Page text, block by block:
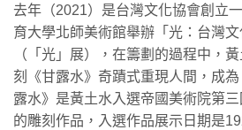
去年（2021）是台灣文化協會創立
育大學北師美術館舉辦「光：台灣
（「光」展），在籌劃的過程中，
刻《甘露水》奇蹟式重現人間，成
露水》是黃土水入選帝國美術院第三
的雕刻作品，入選作品展示日期是